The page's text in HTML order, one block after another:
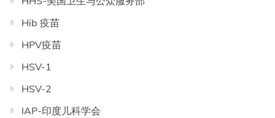
Hib 疫苗
HPV疫苗
HSV-1
HSV-2
IAP-印度儿科学会